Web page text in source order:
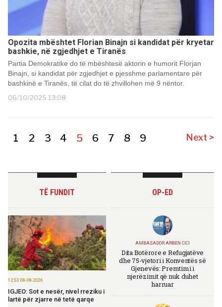
Opozita mbështet Florian Binajn si kandidat për kryetar
bashkie, në zgjedhjet e Tiranës
Partia Demokratike do të mbështesë aktorin e humorit Florjan
Binajn, si kandidat për zgjedhjet e pjesshme parlamentare për
bashkinë e Tiranës, të cilat do të zhvillohen më 9 nëntor.
06/10/2025 13:08
1 2 3 4 5 6 7 8 9 Next >
TË FUNDIT
12:53 08-08-2026
IGJEO: Sot e nesër, nivel rreziku i
lartë për zjarre në tetë qarqe
OP-ED
AMBASADOR ARBEN CICI
Dita Botërore e Refugjatëve
dhe 75-vjetori i Konventës së
Gjenevës: Premtimi i
njerëzimit që nuk duhet
harruar